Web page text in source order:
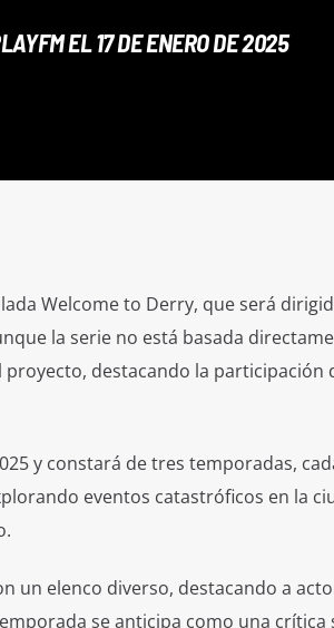
EL 17 DE ENERO DE 2025
Welcome to Derry, que será
la serie no está basada
destacando la participación
y constará de tres temporadas,
eventos catastróficos en la
un elenco diverso, destacando a
se anticipa como una crítica